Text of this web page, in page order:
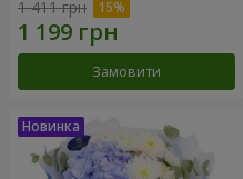
1 411 грн
Замовити